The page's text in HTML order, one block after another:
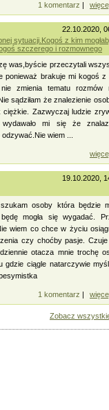
1 komentarz |
22.10.2020,
sytuacji.Kogoś z kim
szczerego i rozmownego
was,byście przeczytali
ponieważ brakuje mi kogoś z
zmienia tematu rozmów
sądziłam że znalezienie
ciężkie. Zazwyczaj ludzie
mi się że
wiem ...
19.10.2020,
osoby która będzie
mogła się wygadać.
wiem co chce w życiu
czy choćby pasje.
otacza mnie trochę
ciągle natarczywie
1 komentarz |
Zobacz